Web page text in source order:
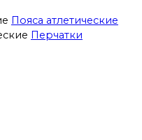
Пояса атлетические
Перчатки